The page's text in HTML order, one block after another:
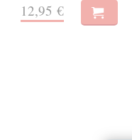
12,95 €